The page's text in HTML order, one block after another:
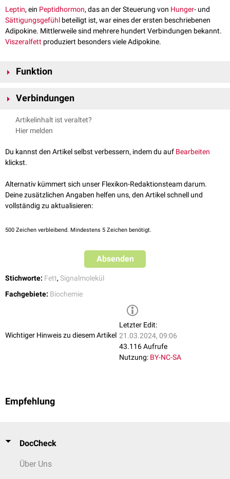
Leptin, ein Peptidhormon, das an der Steuerung von Hunger- und
Sättigungsgefühl beteiligt ist, war eines der ersten beschriebenen
Adipokine. Mittlerweile sind mehrere hundert Verbindungen bekannt.
Viszeralfett produziert besonders viele Adipokine.
Funktion
verschiedene Prozesse beeinflussen. Dazu gehören der
Entzündungsprozesse. Grundsätzlich geht man heute davon aus, dass
sie an der Entstehung verschiedener Erkrankungen, die mit
metabolische Syndrom,ArterioskleroseundBluthochdruck.
Verbindungen
Zu den bisher am besten erforschten Adipokinen zählen:
Asprosin
Adiponektin
Visfatin
Retinol-bindend Proteine 4
Interleukin-6
Plasminogen-Aktivator-Inhibitor 1
Artikelinhalt ist veraltet?
Hier melden
Du kannst den Artikel selbst verbessern, indem du auf Bearbeiten
klickst.
Alternativ kümmert sich unser Flexikon-Redaktionsteam darum.
Deine zusätzlichen Angaben helfen uns, den Artikel schnell und
vollständig zu aktualisieren:
500 Zeichen verbleibend. Mindestens 5 Zeichen benötigt.
Absenden
Stichworte: Fett, Signalmolekül
Fachgebiete: Biochemie
Wichtiger Hinweis zu diesem Artikel
Letzter Edit:
21.03.2024, 09:06
43.116 Aufrufe
Nutzung: BY-NC-SA
Empfehlung
DocCheck
Über Uns